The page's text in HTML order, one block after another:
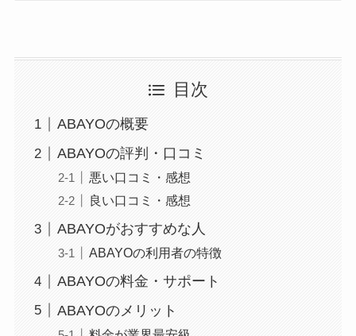
目次
ABAYOの概要
ABAYOの評判・口コミ
悪い口コミ・感想
良い口コミ・感想
ABAYOがおすすめな人
ABAYOの利用者の特徴
ABAYOの料金・サポート
ABAYOのメリット